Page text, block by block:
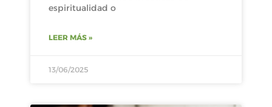
espiritualidad o
LEER MÁS »
13/06/2025